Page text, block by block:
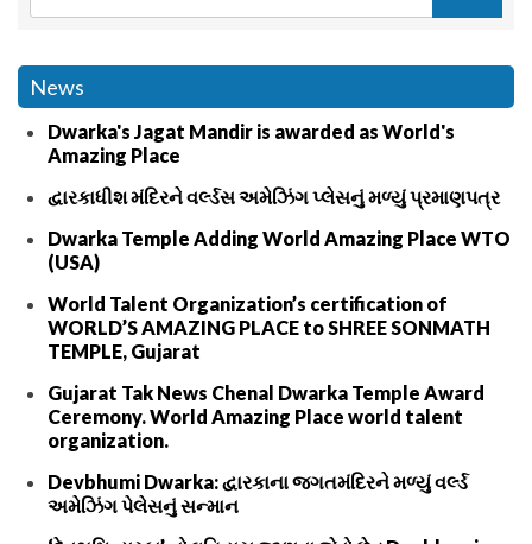
News
Dwarka's Jagat Mandir is awarded as World's
Amazing Place
દ્વારકાધીશ મંદિરને વર્લ્ડસ અમેઝિંગ પ્લેસનું મળ્યું પ્રમાણપત્ર
Dwarka Temple Adding World Amazing Place WTO
(USA)
World Talent Organization’s certification of
WORLD’S AMAZING PLACE to SHREE SONMATH
TEMPLE, Gujarat
Gujarat Tak News Chenal Dwarka Temple Award
Ceremony. World Amazing Place world talent
organization.
Devbhumi Dwarka: દ્વારકાના જગતમંદિરને મળ્યું વર્લ્ડ
અમેઝિંગ પેલેસનું સન્માન